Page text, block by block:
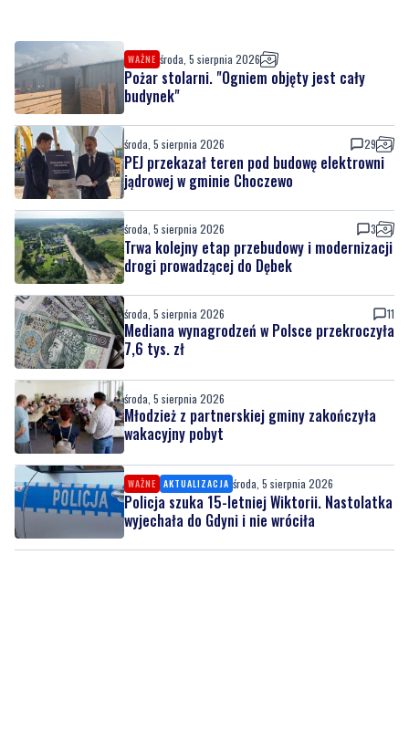
WAŻNE środa, 5 sierpnia 2026
Pożar stolarni. "Ogniem objęty jest cały
budynek"
środa, 5 sierpnia 2026 29
PEJ przekazał teren pod budowę elektrowni
jądrowej w gminie Choczewo
środa, 5 sierpnia 2026 3
Trwa kolejny etap przebudowy i modernizacji
drogi prowadzącej do Dębek
środa, 5 sierpnia 2026 11
Mediana wynagrodzeń w Polsce przekroczyła
7,6 tys. zł
środa, 5 sierpnia 2026
Młodzież z partnerskiej gminy zakończyła
wakacyjny pobyt
WAŻNE AKTUALIZACJA środa, 5 sierpnia 2026
Policja szuka 15-letniej Wiktorii. Nastolatka
wyjechała do Gdyni i nie wróciła